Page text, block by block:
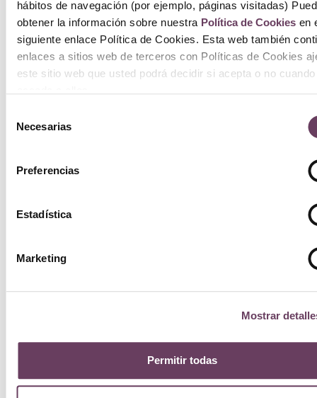
hábitos de navegación (por ejemplo, páginas visitadas)
obtener la información sobre nuestra Política de Cookiesen
siguiente enlace Política de Cookies. Esta web también
enlaces a sitios web de terceros con Políticas de Cookies
este sitio web que usted podrá decidir si acepta o no cuando
Necesarias
Preferencias
Estadística
Marketing
Mostrar
Permitir todas